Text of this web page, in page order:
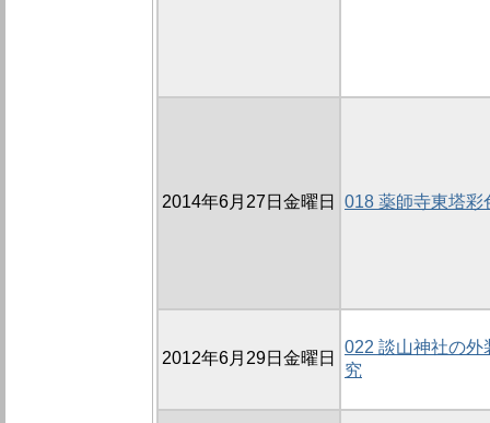
2014年6月27日金曜日 018 薬師寺東塔彩
2012年6月29日金曜日
022 談山神社の外
究